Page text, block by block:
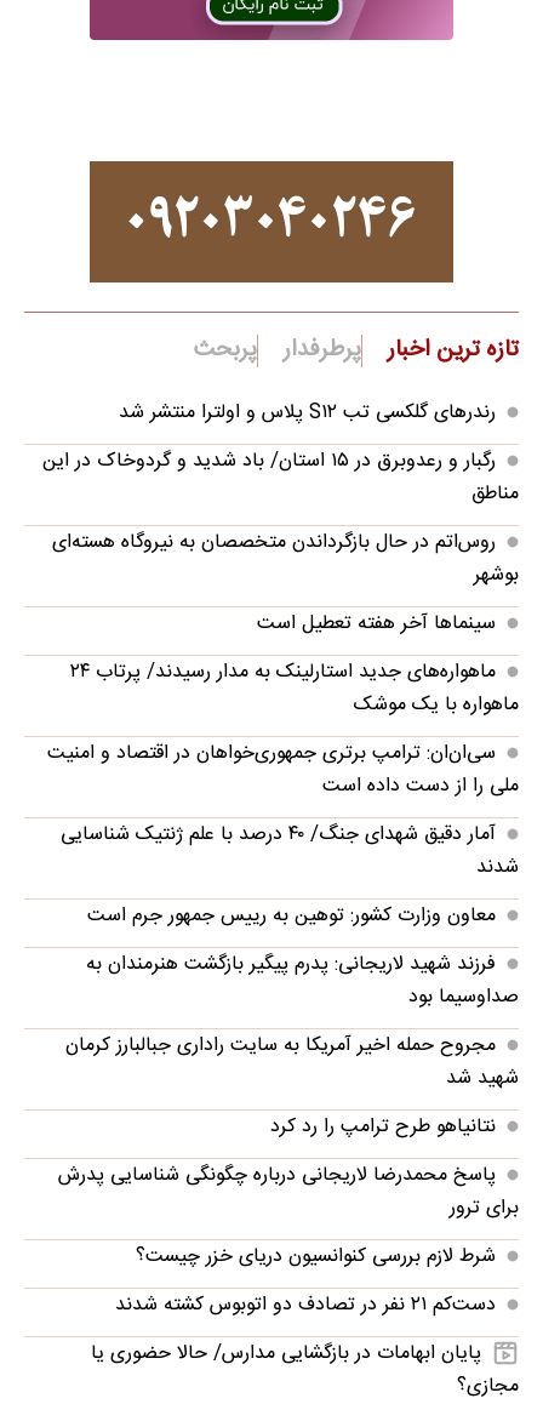
تازه ترین اخبار پرطرفدار پربحث
رندرهای گلکسی تب S۱۲ پلاس و اولترا منتشر شد
رگبار و رعدوبرق در ۱۵ استان/ باد شدید و گردوخاک در این
مناطق
روس‌اتم در حال بازگرداندن متخصصان به نیروگاه هسته‌ای
بوشهر
سینماها آخر هفته تعطیل است
ماهواره‌های جدید استارلینک به مدار رسیدند/ پرتاب ۲۴
ماهواره با یک موشک
سی‌ان‌ان: ترامپ برتری جمهوری‌خواهان در اقتصاد و امنیت
ملی را از دست داده است
آمار دقیق شهدای جنگ/ ۴۰ درصد با علم ژنتیک شناسایی
شدند
معاون وزارت کشور: توهین به رییس جمهور جرم است
فرزند شهید لاریجانی: پدرم پیگیر بازگشت هنرمندان به
صداوسیما بود
مجروح حمله اخیر آمریکا به سایت راداری جبالبارز کرمان
شهید شد
نتانیاهو طرح ترامپ را رد کرد
پاسخ محمدرضا لاریجانی درباره چگونگی شناسایی پدرش
برای ترور
شرط لازم بررسی کنوانسیون دریای خزر چیست؟
دست‌کم ۲۱ نفر در تصادف دو اتوبوس کشته شدند
پایان ابهامات در بازگشایی مدارس/ حالا حضوری یا
مجازی؟